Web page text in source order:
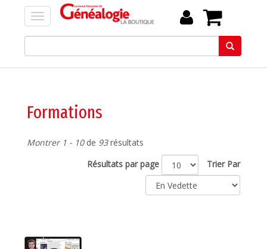
Formations
Montrer 1 - 10de 93résultats
Résultats par page
Trier Par